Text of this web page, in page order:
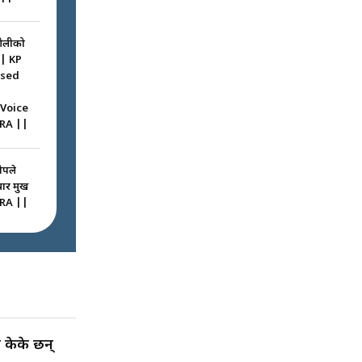
KP
||
प्रमुख
||
केके छन्